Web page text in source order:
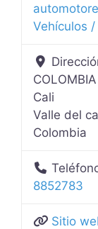
Vehículos
COLOMBIA
Cali
Valle del
Colombia
8852783
Sitio